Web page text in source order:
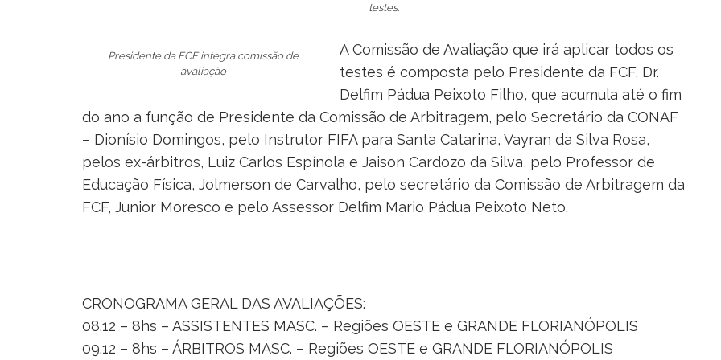
testes.
Presidente da FCF integra comissão de
avaliação
A Comissão de Avaliação que irá aplicar todos os
testes é composta pelo Presidente da FCF, Dr.
Delfim Pádua Peixoto Filho, que acumula até o fim
do ano a função de Presidente da Comissão de Arbitragem, pelo Secretário da CONAF
– Dionísio Domingos, pelo Instrutor FIFA para Santa Catarina, Vayran da Silva Rosa,
pelos ex-árbitros, Luiz Carlos Espínola e Jaison Cardozo da Silva, pelo Professor de
Educação Física, Jolmerson de Carvalho, pelo secretário da Comissão de Arbitragem da
FCF, Junior Moresco e pelo Assessor Delfim Mario Pádua Peixoto Neto.
CRONOGRAMA GERAL DAS AVALIAÇÕES:
08.12 – 8hs – ASSISTENTES MASC. – Regiões OESTE e GRANDE FLORIANÓPOLIS
09.12 – 8hs – ÁRBITROS MASC. – Regiões OESTE e GRANDE FLORIANÓPOLIS